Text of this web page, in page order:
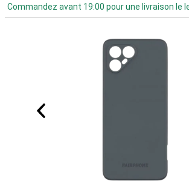
Commandez avant 19:00 pour une livraison le